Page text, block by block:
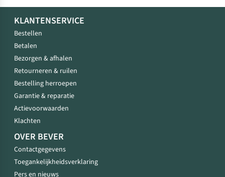
KLANTENSERVICE
Bestellen
Betalen
Bezorgen & afhalen
Retourneren & ruilen
Bestelling herroepen
Garantie & reparatie
Actievoorwaarden
Klachten
OVER BEVER
Contactgegevens
Toegankelijkheidsverklaring
Pers en nieuws